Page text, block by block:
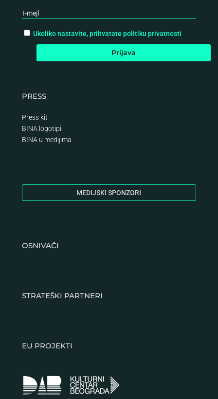
Ukoliko nastavite, prihvatate politiku privatnosti
PRESS
Press kit
BINA logotipi
BINA u medijima
MEDIJSKI SPONZORI
OSNIVAČI
STRATEŠKI PARTNERI
EU PROJEKTI